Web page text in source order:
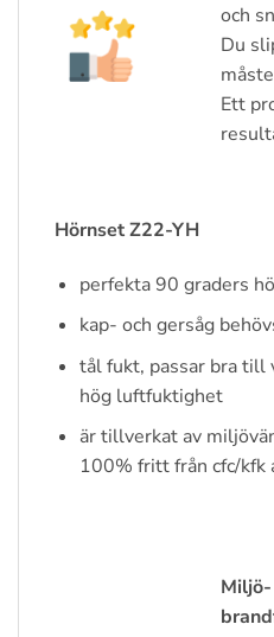
och
Du
Ett
Hörnset Z22-YH
perfekta 90 graders
kap- och gersåg
tål fukt, passar bra till
hög luftfuktighet
är tillverkat av
100% fritt från cfc/kfk